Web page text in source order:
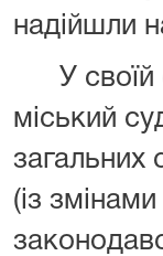
надійшли
У своїй
міський
загальних
(із